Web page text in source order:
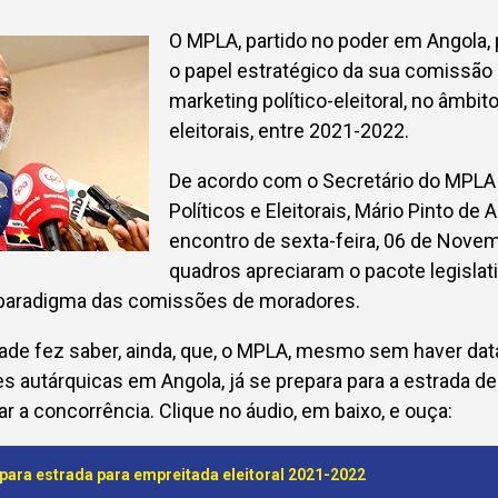
O MPLA, partido no poder em Angola,
o papel estratégico da sua comissão
marketing político-eleitoral, no
eleitorais, entre 2021-2022.
De acordo com o Secretário do
Políticos e Eleitorais, Mário Pinto de
encontro de sexta-feira, 06 de
quadros apreciaram o pacote
das comissões de moradores.
fez saber, ainda, que, o MPLA, mesmo sem haver
autárquicas em Angola, já se prepara para a estrada
a concorrência. Clique no áudio, em baixo, e ouça:
estrada para empreitada eleitoral 2021-2022